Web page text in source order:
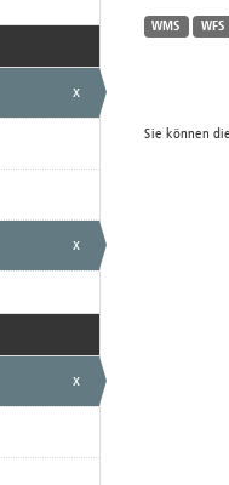
x
x
x
WMS WFS
Sie können